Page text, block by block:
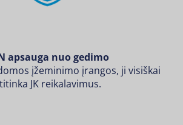
apsauga nuo gedimo
įžeminimo įrangos, ji visiškai
JK reikalavimus.